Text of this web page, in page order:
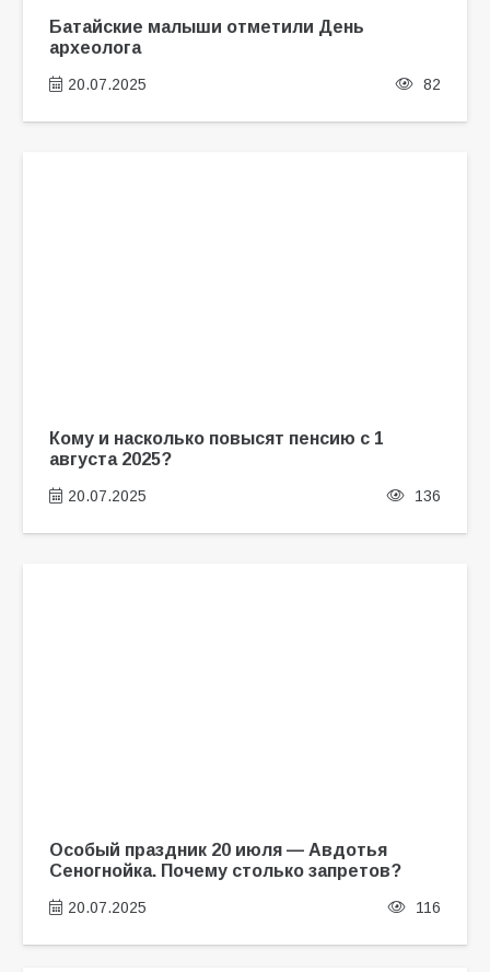
Батайские малыши отметили День
археолога
20.07.2025 82
Кому и насколько повысят пенсию с 1
августа 2025?
20.07.2025 136
Особый праздник 20 июля — Авдотья
Сеногнойка. Почему столько запретов?
20.07.2025 116